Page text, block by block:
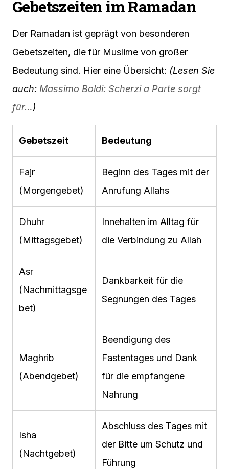
Gebetszeiten im Ramadan
Der Ramadan ist geprägt von besonderen
Gebetszeiten, die für Muslime von großer
Bedeutung sind. Hier eine Übersicht: (Lesen Sie
auch: Massimo Boldi: Scherzi a Parte sorgt
für…)
Gebetszeit Bedeutung
Fajr
(Morgengebet)
Beginn des Tages mit der
Anrufung Allahs
Dhuhr
(Mittagsgebet)
Innehalten im Alltag für
die Verbindung zu Allah
Asr
(Nachmittagsge
bet)
Dankbarkeit für die
Segnungen des Tages
Maghrib
(Abendgebet)
Beendigung des
Fastentages und Dank
für die empfangene
Nahrung
Isha
(Nachtgebet)
Abschluss des Tages mit
der Bitte um Schutz und
Führung